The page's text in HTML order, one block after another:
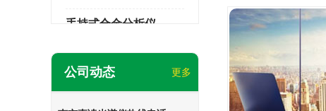
手持式合金分析仪
手持式矿石分析仪
公司动态 更多